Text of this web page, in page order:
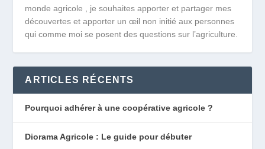
monde agricole , je souhaites apporter et partager mes
découvertes et apporter un œil non initié aux personnes
qui comme moi se posent des questions sur l’agriculture.
ARTICLES RÉCENTS
Pourquoi adhérer à une coopérative agricole ?
Diorama Agricole : Le guide pour débuter